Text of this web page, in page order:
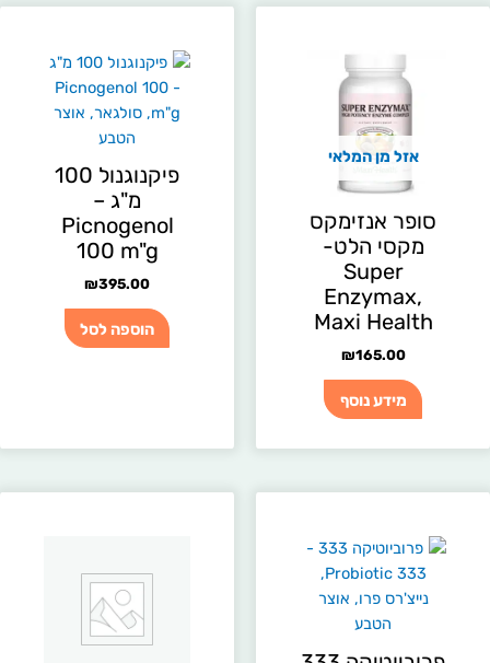
אזל מן המלאי
סופר אנזימקס
מקסי הלט-
Super
Enzymax,
Maxi Health
₪165.00
מידע נוסף
פיקנוגנול 100
מ"ג –
Picnogenol
100 m"g
₪395.00
הוספה לסל